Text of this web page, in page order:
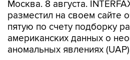
пятую по счету подборку
американских данных о
аномальных явлениях
"Министерство войны